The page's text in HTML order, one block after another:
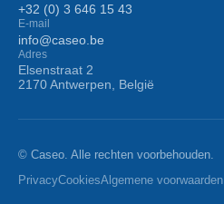
+32 (0) 3 646 15 43
E-mail
info@caseo.be
Adres
Elsenstraat 2
2170 Antwerpen, België
© Caseo. Alle rechten voorbehouden.
PrivacyCookiesAlgemene voorwaarden